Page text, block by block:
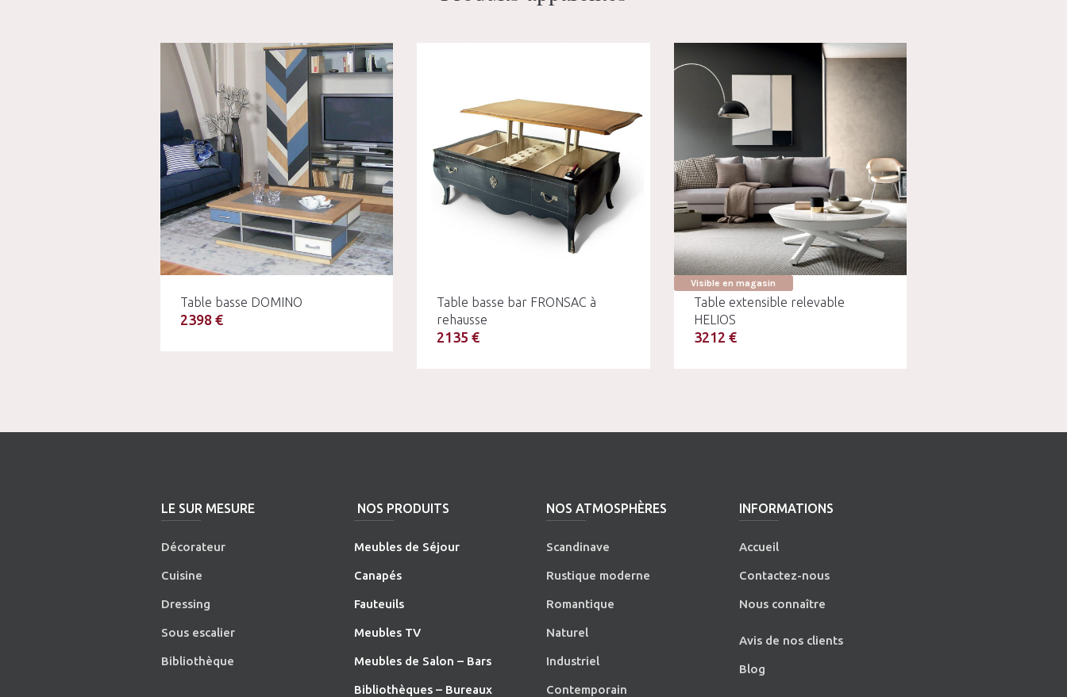
Table basse DOMINO
2398 €
Table basse bar FRONSAC à
rehausse
2135 €
Visible en magasin
Table extensible relevable
HELIOS
3212 €
LE SUR MESURE
Décorateur
Cuisine
Dressing
Sous escalier
Bibliothèque
NOS PRODUITS
Meubles de Séjour
Canapés
Fauteuils
Meubles TV
Meubles de Salon – Bars
Bibliothèques – Bureaux
NOS ATMOSPHÈRES
Scandinave
Rustique moderne
Romantique
Naturel
Industriel
Contemporain
INFORMATIONS
Accueil
Contactez-nous
Nous connaître
Avis de nos clients
Blog